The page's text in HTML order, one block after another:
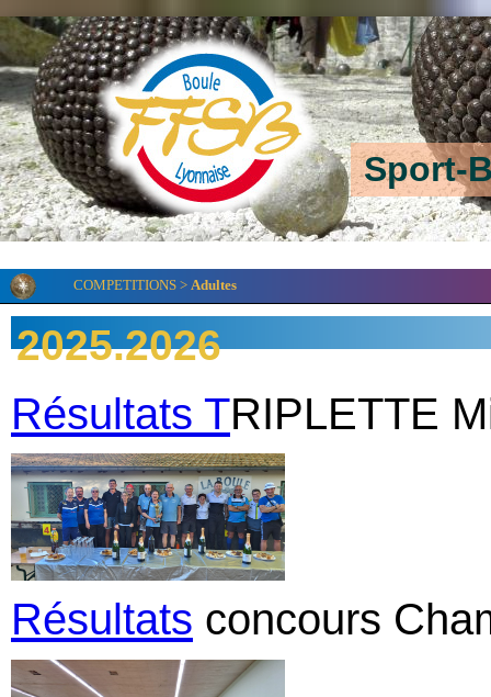
Sport-
COMPETITIONS > Adultes
2025.2026
Résultats TRIPLETTE
Résultats concours